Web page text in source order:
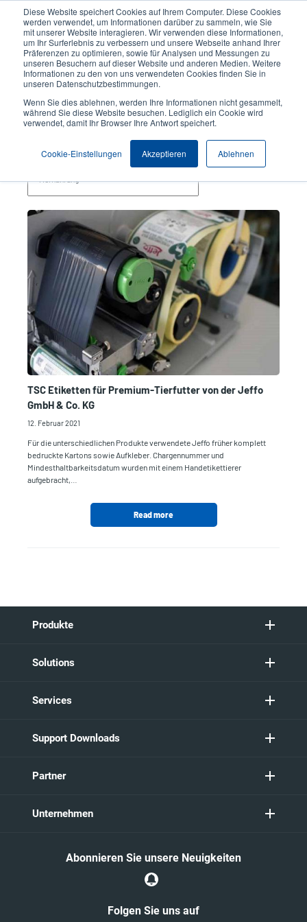
Diese Website speichert Cookies auf Ihrem Computer. Diese Cookies
werden verwendet, um Informationen darüber zu sammeln, wie Sie
mit unserer Website interagieren. Wir verwenden diese Informationen,
um Ihr Surferlebnis zu verbessern und unsere Webseite anhand Ihrer
Präferenzen zu optimieren, sowie für Analysen und Messungen zu
unseren Besuchern auf dieser Website und anderen Medien. Weitere
Informationen zu den von uns verwendeten Cookies finden Sie in
unseren Datenschutzbestimmungen.
Wenn Sie dies ablehnen, werden Ihre Informationen nicht gesammelt,
während Sie diese Website besuchen. Lediglich ein Cookie wird
verwendet, damit Ihr Browser Ihre Antwort speichert.
Cookie-Einstellungen Akzeptieren Ablehnen
User
account
menu
User
Header
Produktsuche Kontakt
Tiernahrung
Themen
TSC Etiketten für Premium-Tierfutter von der Jeffo
GmbH & Co. KG
12. Februar 2021
Für die unterschiedlichen Produkte verwendete Jeffo früher komplett
bedruckte Kartons sowie Aufkleber. Chargennummer und
Mindesthaltbarkeitsdatum wurden mit einem Handetikettierer
aufgebracht,…
Read more
Produkte
Solutions
Services
Support Downloads
Partner
Unternehmen
Folgen Sie uns auf
Abonnieren Sie unsere Neuigkeiten